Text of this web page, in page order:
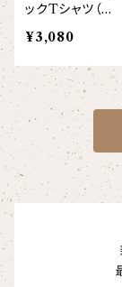
ックTシャツ（半
袖）（大人）
¥3,080